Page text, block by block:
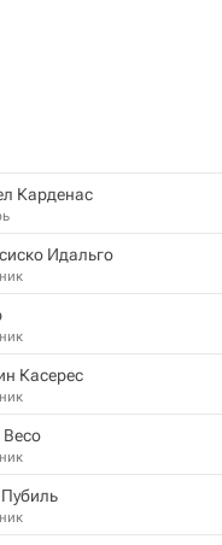
Карденас
Идальго
Касерес
Весо